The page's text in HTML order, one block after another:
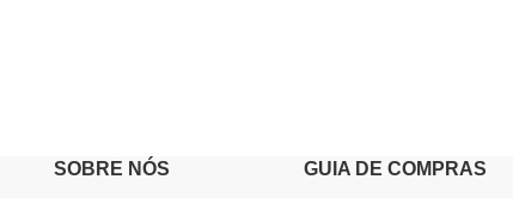
SOBRE NÓS GUIA DE COMPRAS